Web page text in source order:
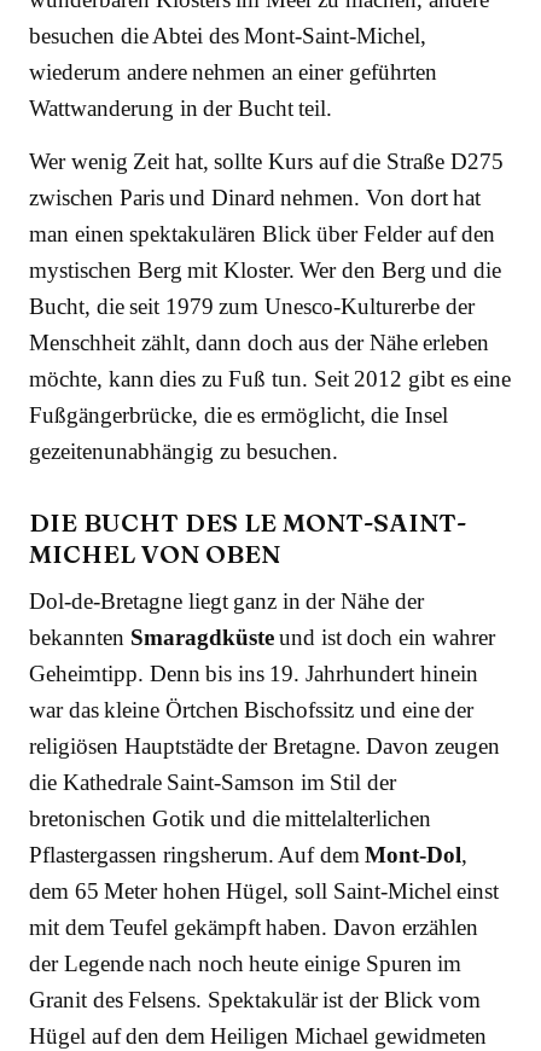
besuchen die Abtei des Mont-Saint-Michel,
wiederum andere nehmen an einer geführten
Wattwanderung in der Bucht teil.
Wer wenig Zeit hat, sollte Kurs auf die Straße D275
zwischen Paris und Dinard nehmen. Von dort hat
man einen spektakulären Blick über Felder auf den
mystischen Berg mit Kloster. Wer den Berg und die
Bucht, die seit 1979 zum Unesco-Kulturerbe der
Menschheit zählt, dann doch aus der Nähe erleben
möchte, kann dies zu Fuß tun. Seit 2012 gibt es eine
Fußgängerbrücke, die es ermöglicht, die Insel
gezeitenunabhängig zu besuchen.
DIE BUCHT DES LE MONT-SAINT-
MICHEL VON OBEN
Dol-de-Bretagne liegt ganz in der Nähe der
bekannten Smaragdküsteund ist doch ein wahrer
Geheimtipp. Denn bis ins 19. Jahrhundert hinein
war das kleine Örtchen Bischofssitz und eine der
religiösen Hauptstädte der Bretagne. Davon zeugen
die Kathedrale Saint-Samson im Stil der
bretonischen Gotik und die mittelalterlichen
Pflastergassen ringsherum. Auf demMont-Dol,
dem 65 Meter hohen Hügel, soll Saint-Michel einst
mit dem Teufel gekämpft haben. Davon erzählen
der Legende nach noch heute einige Spuren im
Granit des Felsens. Spektakulär ist der Blick vom
Hügel auf den dem Heiligen Michael gewidmeten